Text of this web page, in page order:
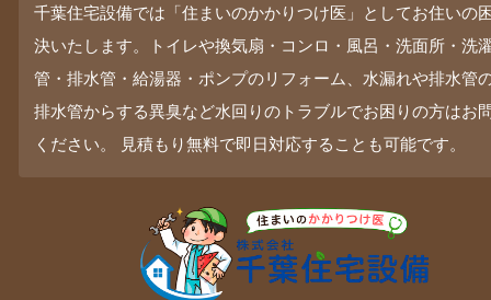
千葉住宅設備では「住まいのかかりつけ医」としてお住いの
決いたします。トイレや換気扇・コンロ・風呂・洗面所・洗
管・排水管・給湯器・ポンプのリフォーム、水漏れや排水管
排水管からする異臭など水回りのトラブルでお困りの方はお
ください。 見積もり無料で即日対応することも可能です。